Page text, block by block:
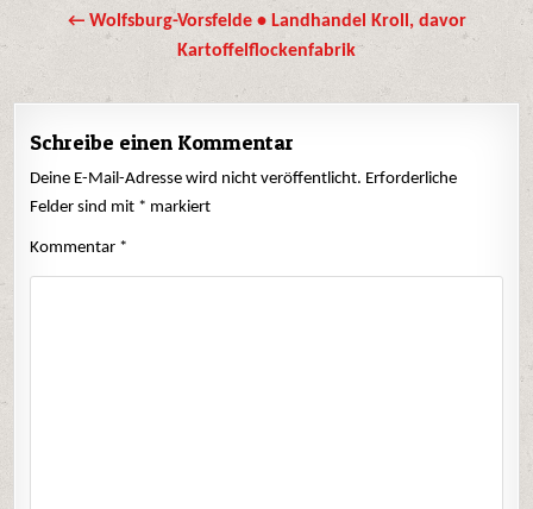
Navigation
← Wolfsburg-Vorsfelde • Landhandel Kroll, davor
Kartoffelflockenfabrik
Schreibe einen Kommentar
Deine E-Mail-Adresse wird nicht veröffentlicht. Erforderliche
Felder sind mit * markiert
Kommentar *